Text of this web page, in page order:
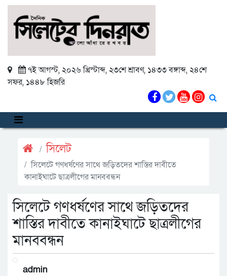
৭ই আগস্ট, ২০২৬ খ্রিস্টাব্দ, ২৩শে শ্রাবণ, ১৪৩৩ বঙ্গাব্দ, ২৪শে
সফর, ১৪৪৮ হিজরি
সিলেট
সিলেটে গণধর্ষণের সাথে জড়িতদের শাস্তির দাবীতে
কানাইঘাটে ছাত্রলীগের মানববন্ধন
সিলেটে গণধর্ষণের সাথে জড়িতদের
শাস্তির দাবীতে কানাইঘাটে ছাত্রলীগের
মানববন্ধন
admin